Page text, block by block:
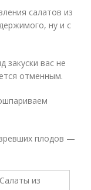
салатов из
ну и с
вас не
отменным.
плодов —